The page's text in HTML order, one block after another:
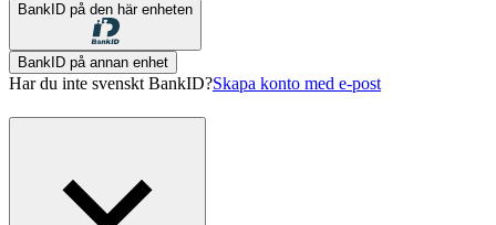
BankID på den här enheten
BankID på annan enhet
Har du inte svenskt BankID?Skapa konto med e-post